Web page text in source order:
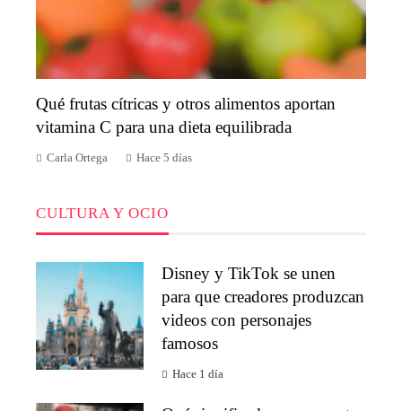
Qué frutas cítricas y otros alimentos aportan
vitamina C para una dieta equilibrada
Carla Ortega Hace 5 días
CULTURA Y OCIO
Disney y TikTok se unen
para que creadores produzcan
videos con personajes
famosos
Hace 1 día